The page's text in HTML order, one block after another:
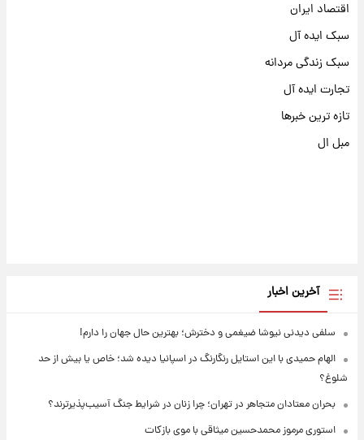
اقتصاد ایران
سبک ایده آل
سبک زندگی مردانه
تجارت ایده آل
تازه ترین خبرها
مبل ال
آخرین اخبار
سلفی دیدنی نیوشا ضیغمی و دخترش؛ بهترین حال جهان را دارم!
الهام حمیدی با این استایل رنگارنگ در اسپانیا دیده شد؛ خاص یا بیش از حد
شلوغ؟
بحران معتادان متجاهر در تهران؛ چرا زنان در شرایط جنگ آسیب‌پذیرترند؟
استوری مرموز محمدحسین میثاقی با موی بازکات